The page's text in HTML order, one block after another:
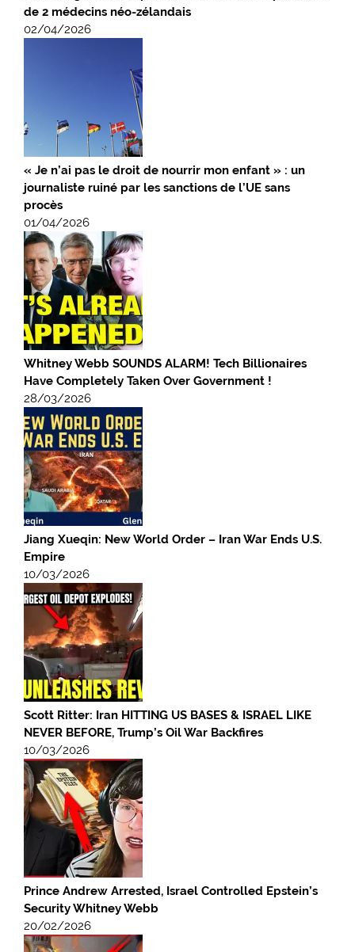
de 2 médecins néo-zélandais
02/04/2026
« Je n’ai pas le droit de nourrir mon enfant » : un
journaliste ruiné par les sanctions de l’UE sans
procès
01/04/2026
Whitney Webb SOUNDS ALARM! Tech Billionaires
Have Completely Taken Over Government !
28/03/2026
Jiang Xueqin: New World Order – Iran War Ends U.S.
Empire
10/03/2026
Scott Ritter: Iran HITTING US BASES & ISRAEL LIKE
NEVER BEFORE, Trump’s Oil War Backfires
10/03/2026
Prince Andrew Arrested, Israel Controlled Epstein’s
Security Whitney Webb
20/02/2026